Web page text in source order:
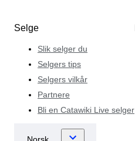
Selge
Slik selger du
Selgers tips
Selgers vilkår
Partnere
Bli en Catawiki Live selger